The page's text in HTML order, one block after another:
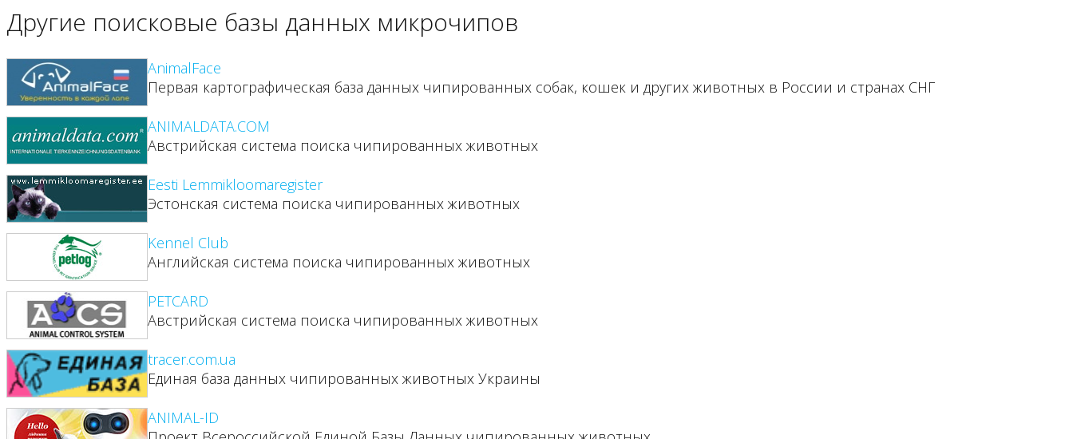
Другие поисковые базы данных микрочипов
AnimalFace
Первая картографическая база данных чипированных собак, кошек и других животных в России и странах СНГ
ANIMALDATA.COM
Австрийская система поиска чипированных животных
Eesti Lemmikloomaregister
Эстонская система поиска чипированных животных
Kennel Club
Английская система поиска чипированных животных
PETCARD
Австрийская система поиска чипированных животных
tracer.com.ua
Единая база данных чипированных животных Украины
ANIMAL-ID